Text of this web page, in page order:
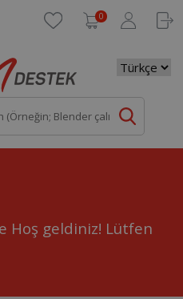
0
Hoş geldiniz! Lütfen